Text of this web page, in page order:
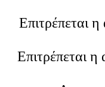
Επιτρέπεται
Επιτρέπεται